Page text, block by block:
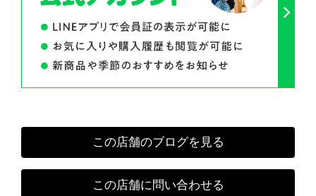
この店舗のブログを見る
この店舗に問い合わせる